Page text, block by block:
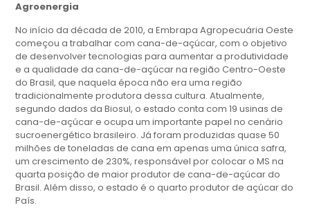
Agroenergia
No início da década de 2010, a Embrapa Agropecuária Oeste
começou a trabalhar com cana-de-açúcar, com o objetivo
de desenvolver tecnologias para aumentar a produtividade
e a qualidade da cana-de-açúcar na região Centro-Oeste
do Brasil, que naquela época não era uma região
tradicionalmente produtora dessa cultura. Atualmente,
segundo dados da Biosul, o estado conta com 19 usinas de
cana-de-açúcar e ocupa um importante papel no cenário
sucroenergético brasileiro. Já foram produzidas quase 50
milhões de toneladas de cana em apenas uma única safra,
um crescimento de 230%, responsável por colocar o MS na
quarta posição de maior produtor de cana-de-açúcar do
Brasil. Além disso, o estado é o quarto produtor de açúcar do
País.